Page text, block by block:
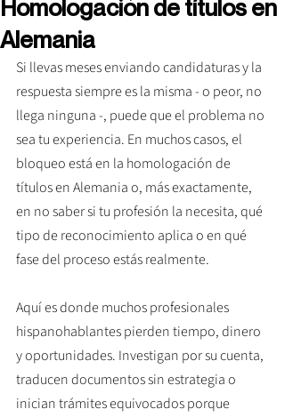
Homologación de títulos en
Alemania
Si llevas meses enviando candidaturas y la
respuesta siempre es la misma - o peor, no
llega ninguna -, puede que el problema no
sea tu experiencia. En muchos casos, el
bloqueo está en la homologación de
títulos en Alemania o, más exactamente,
en no saber si tu profesión la necesita, qué
tipo de reconocimiento aplica o en qué
fase del proceso estás realmente.
Aquí es donde muchos profesionales
hispanohablantes pierden tiempo, dinero
y oportunidades. Investigan por su cuenta,
traducen documentos sin estrategia o
inician trámites equivocados porque